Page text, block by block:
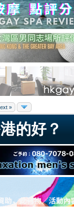
»
的好？